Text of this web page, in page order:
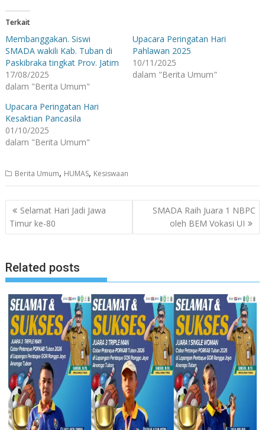
Terkait
Membanggakan. Siswi
SMADA wakili Kab. Tuban di
Paskibraka tingkat Prov. Jatim
17/08/2025
dalam "Berita Umum"
Upacara Peringatan Hari
Pahlawan 2025
10/11/2025
dalam "Berita Umum"
Upacara Peringatan Hari
Kesaktian Pancasila
01/10/2025
dalam "Berita Umum"
Berita Umum, HUMAS, Kesiswaan
Navigasi
pos
Selamat Hari Jadi Jawa
Timur ke-80
SMADA Raih Juara 1 NBPC
oleh BEM Vokasi UI
Related posts